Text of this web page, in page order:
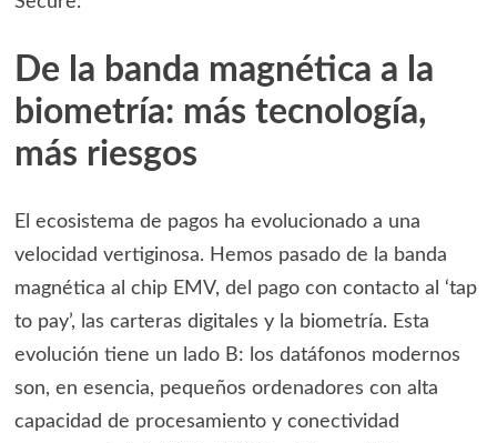
De la banda magnética a la
biometría: más tecnología,
más riesgos
El ecosistema de pagos ha evolucionado a una
velocidad vertiginosa. Hemos pasado de la banda
magnética al chip EMV, del pago con contacto al ‘tap
to pay’, las carteras digitales y la biometría. Esta
evolución tiene un lado B: los datáfonos modernos
son, en esencia, pequeños ordenadores con alta
capacidad de procesamiento y conectividad